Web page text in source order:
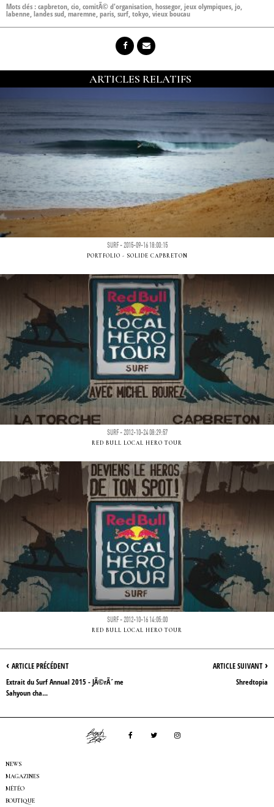
Mots clés :capbreton,cio,comitÃ© d'organisation,hossegor,jeux olympiques,jo,
labenne,landes sud,maremne,paris,surf,tokyo,vieux boucau
ARTICLES RELATIFS
SURF - 2015-09-16 18:00:15
PORTFOLIO - SOLIDE CAPBRETON
SURF - 2012-10-24 08:29:57
RED BULL LOCAL HERO TOUR
SURF - 2012-10-16 14:05:00
RED BULL LOCAL HERO TOUR
ARTICLE SUIVANT ›
Shredtopia
‹ ARTICLE PRÉCÉDENT
Extrait du Surf Annual 2015 - JÃ©rÃ´me
Sahyoun cha...
NEWS
MAGAZINES
MÉTÉO
BOUTIQUE